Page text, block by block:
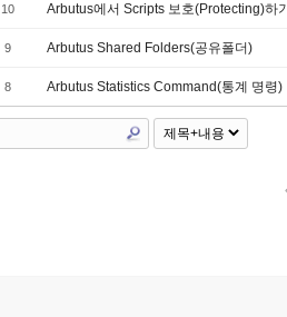
10 Arbutus에서 Scripts 보호(Protecting)하기
9 Arbutus Shared Folders(공유폴더)
8 Arbutus Statistics Command(통계 명령)